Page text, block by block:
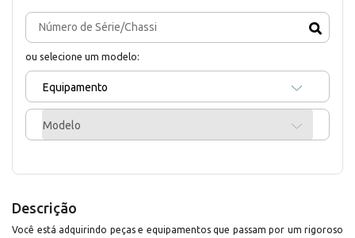
ou selecione um modelo:
Equipamento
Modelo
Descrição
Você está adquirindo peças e equipamentos que passam por um rigoroso